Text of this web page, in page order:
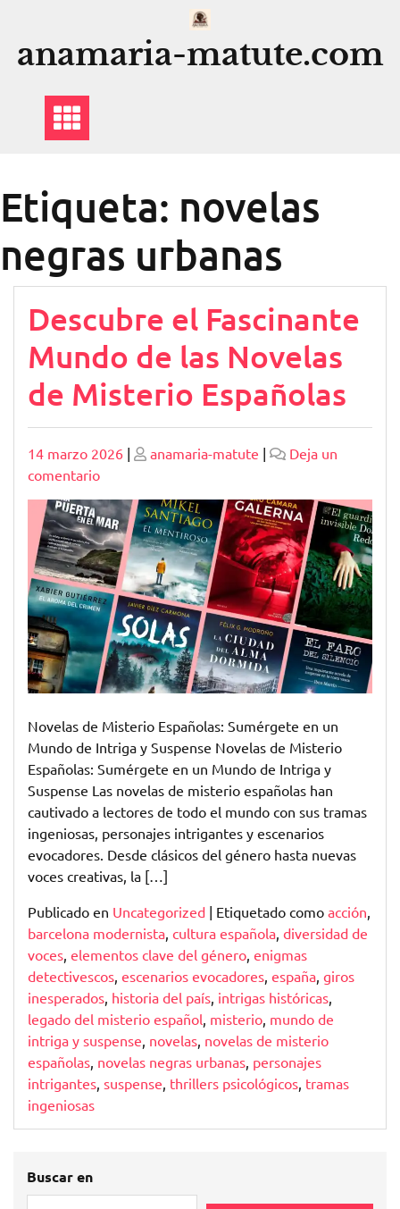
contenido
anamaria-matute.com
Etiqueta: novelas
negras urbanas
Descubre el Fascinante
Mundo de las Novelas
de Misterio Españolas
Publicado
14 marzo 2026 | Publicado
anamaria-matute |
Deja un
comentarioen
Descubre
el
Fascinante
Mundo
de
las
Novelas
de
Misterio
Españolas
Novelas de Misterio Españolas: Sumérgete en un
Mundo de Intriga y Suspense Novelas de Misterio
Españolas: Sumérgete en un Mundo de Intriga y
Suspense Las novelas de misterio españolas han
cautivado a lectores de todo el mundo con sus tramas
ingeniosas, personajes intrigantes y escenarios
evocadores. Desde clásicos del género hasta nuevas
voces creativas, la […]
Publicado en Uncategorized | Etiquetado como acción,
barcelona modernista, cultura española, diversidad de
voces, elementos clave del género, enigmas
detectivescos, escenarios evocadores, españa, giros
inesperados, historia del país, intrigas históricas,
legado del misterio español, misterio, mundo de
intriga y suspense, novelas, novelas de misterio
españolas, novelas negras urbanas, personajes
intrigantes, suspense, thrillers psicológicos, tramas
ingeniosas
Buscar en